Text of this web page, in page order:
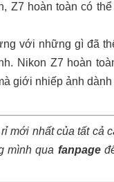
Z7 hoàn toàn có
với những gì đã
Nikon Z7 hoàn
giới nhiếp ảnh dành
mới nhất của tất cả
mình qua fanpage